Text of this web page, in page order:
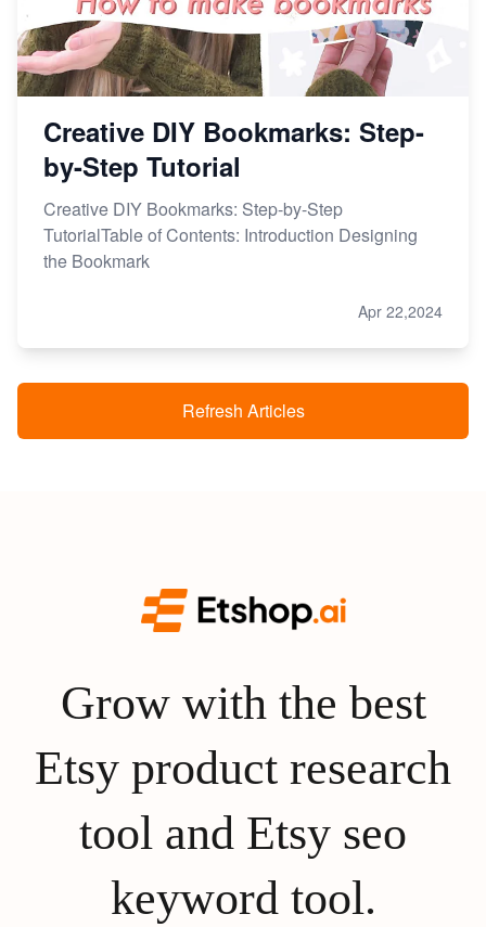
Creative DIY Bookmarks: Step-
by-Step Tutorial
Creative DIY Bookmarks: Step-by-Step
TutorialTable of Contents: Introduction Designing
the Bookmark
Apr 22,2024
Refresh Articles
Grow with the best
Etsy product research
tool and Etsy seo
keyword tool.